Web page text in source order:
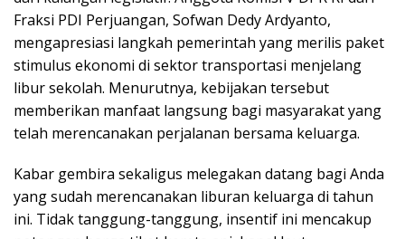
Fraksi PDI Perjuangan, Sofwan Dedy Ardyanto,
mengapresiasi langkah pemerintah yang merilis paket
stimulus ekonomi di sektor transportasi menjelang
libur sekolah. Menurutnya, kebijakan tersebut
memberikan manfaat langsung bagi masyarakat yang
telah merencanakan perjalanan bersama keluarga.
Kabar gembira sekaligus melegakan datang bagi Anda
yang sudah merencanakan liburan keluarga di tahun
ini. Tidak tanggung-tanggung, insentif ini mencakup